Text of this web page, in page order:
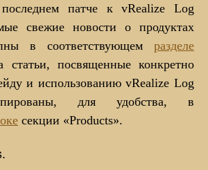
патче к vRealize Log
свежие новости о продуктах
в соответствующем разделе
статьи, посвященные конкретно
и использованию vRealize Log
для удобства, в
секции «Products».